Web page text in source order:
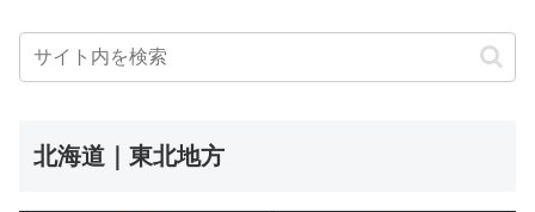
北海道｜東北地方